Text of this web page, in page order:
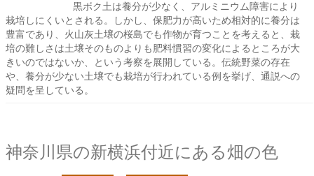
黒ボク土は養分が少なく、アルミニウム障害により
栽培しにくいとされる。しかし、保肥力が高いため相対的に養分は
豊富であり、火山灰土壌の桜島でも作物が育つことを考えると、栽
培の難しさは土壌そのものよりも肥料慣習の変化によるところが大
きいのではないか、という考察を展開している。伝統野菜の存在
や、養分が少ない土壌でも栽培が行われている例を挙げ、通説への
疑問を呈している。
神奈川県の新横浜付近にある畑の色